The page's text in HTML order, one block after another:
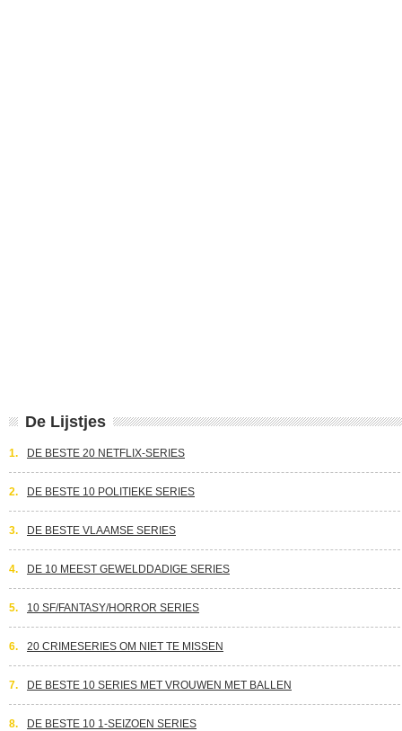
De Lijstjes
1. DE BESTE 20 NETFLIX-SERIES
2. DE BESTE 10 POLITIEKE SERIES
3. DE BESTE VLAAMSE SERIES
4. DE 10 MEEST GEWELDDADIGE SERIES
5. 10 SF/FANTASY/HORROR SERIES
6. 20 CRIMESERIES OM NIET TE MISSEN
7. DE BESTE 10 SERIES MET VROUWEN MET BALLEN
8. DE BESTE 10 1-SEIZOEN SERIES